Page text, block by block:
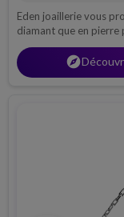
Eden joaillerie vous
diamant que en pierre
fait de notre
diamant, nous avons
large choix. Evitez
explorer